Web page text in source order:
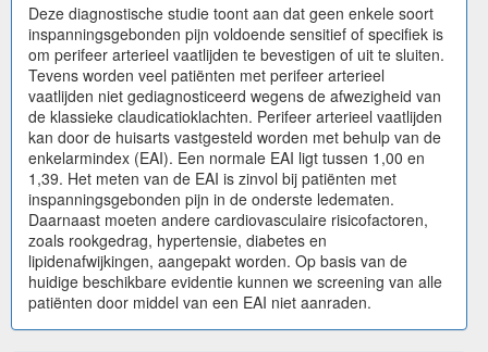
Deze diagnostische studie toont aan dat geen enkele soort
inspanningsgebonden pijn voldoende sensitief of specifiek is
om perifeer arterieel vaatlijden te bevestigen of uit te sluiten.
Tevens worden veel patiënten met perifeer arterieel
vaatlijden niet gediagnosticeerd wegens de afwezigheid van
de klassieke claudicatioklachten. Perifeer arterieel vaatlijden
kan door de huisarts vastgesteld worden met behulp van de
enkelarmindex (EAI). Een normale EAI ligt tussen 1,00 en
1,39. Het meten van de EAI is zinvol bij patiënten met
inspanningsgebonden pijn in de onderste ledematen.
Daarnaast moeten andere cardiovasculaire risicofactoren,
zoals rookgedrag, hypertensie, diabetes en
lipidenafwijkingen, aangepakt worden. Op basis van de
huidige beschikbare evidentie kunnen we screening van alle
patiënten door middel van een EAI niet aanraden.